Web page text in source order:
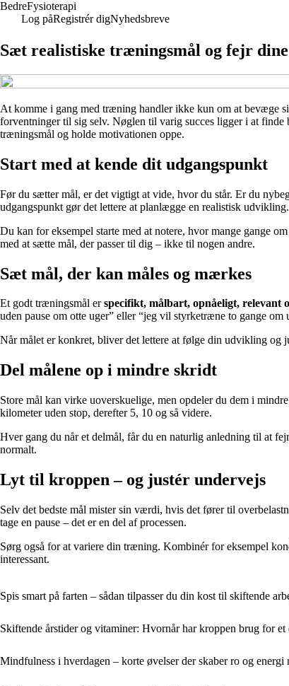
BedreFysioterapi
Log påRegistrér digNyhedsbreve
Sæt realistiske træningsmål og fejr
At komme i gang med træning handler ikke kun om at bevæge
forventninger til sig selv. Nøglen til varig succes ligger i at
træningsmål og holde motivationen oppe.
Start med at kende dit udgangspunkt
Før du sætter mål, er det vigtigt at vide, hvor du står. Er du
udgangspunkt gør det lettere at planlægge en realistisk udvikling.
Du kan for eksempel starte med at notere, hvor mange gange
med at sætte mål, der passer til dig – ikke til nogen andre.
Sæt mål, der kan måles og mærkes
Et godt træningsmål erspecifikt, målbart, opnåeligt, relevant
uden pause om otte uger” eller “jeg vil styrketræne to gange om
Når målet er konkret, bliver det lettere at følge din udvikling og
Del målene op i mindre skridt
Store mål kan virke uoverskuelige, men opdeler du dem i
kilometer uden stop, derefter 5, 10 og så videre.
Hver gang du når et delmål, får du en naturlig anledning til at
normalt.
Lyt til kroppen – og justér undervejs
Selv det bedste mål mister sin værdi, hvis det fører til
tage en pause – det er en del af processen.
Sørg også for at variere din træning. Kombinér for eksempel
interessant.
Spis smart på farten – sådan tilpasser du din kost til skiftende
Skiftende årstider og vitaminer: Hvornår har kroppen brug for et
Mindfulness i hverdagen – korte øvelser der skaber ro og energi